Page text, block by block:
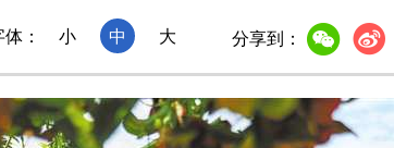
： 小 中 大 分享到：